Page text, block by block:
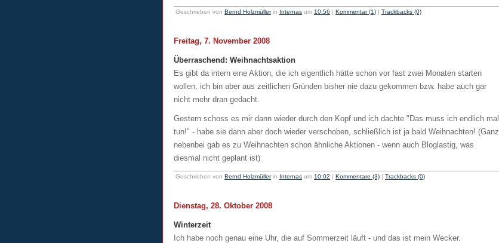
Geschrieben von Bernd Holzmüllerin Internas um 10:56 | Kommentar (1) | Trackbacks (0)
Freitag, 7. November 2008
Überraschend: Weihnachtsaktion
Es gibt da intern eine Aktion, die ich eigentlich hätte schon vor fast zwei Monaten starten
wollen, ich bin aber aus zeitlichen Gründen bisher nie dazu gekommen bzw. habe auch gar
nicht mehr dran gedacht.
Gestern schoss es mir dann wieder durch den Kopf und ich dachte "Das muss ich endlich mal
tun!" - habe sie dann aber doch wieder verschoben, schließlich ist ja bald Weihnachten! (Ganz
nebenbei gab es zu Weihnachten schon ähnliche Aktionen - wenn auch Bloglastig, was
diesmal nicht geplant ist)
Geschrieben von Bernd Holzmüllerin Internas um 10:02 | Kommentare (3) | Trackbacks (0)
Dienstag, 28. Oktober 2008
Winterzeit
Ich habe noch genau eine Uhr, die auf Sommerzeit läuft - und das ist mein Wecker.